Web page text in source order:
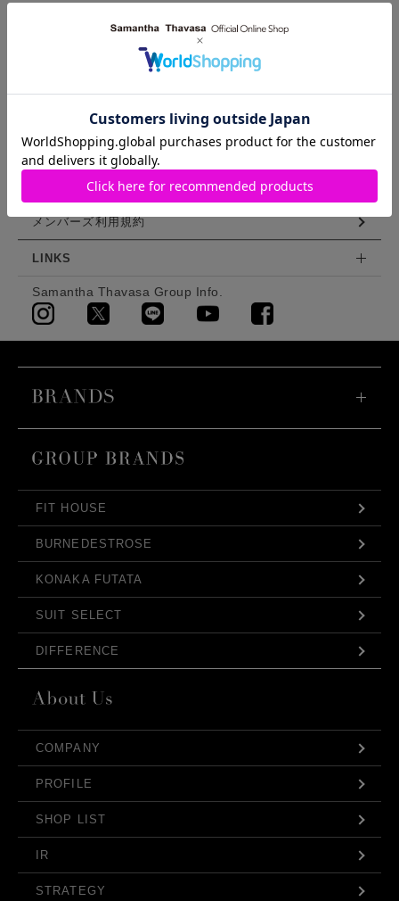
利用規約
特定商取引法に基づく表示
メンバーズ利用規約
LINKS
Samantha Thavasa Group Info.
FIT HOUSE
BURNEDESTROSE
KONAKA FUTATA
SUIT SELECT
DIFFERENCE
COMPANY
PROFILE
SHOP LIST
IR
STRATEGY